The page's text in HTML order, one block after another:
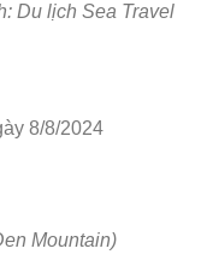
Du lịch Sea Travel
8/8/2024
Mountain)